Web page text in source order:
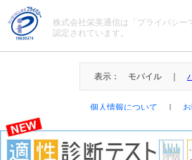
株式会社栄美通信は「プライバシー
認定されています。
表示： モバイル ｜
個人情報について
＠Eibi Tsushin All Right